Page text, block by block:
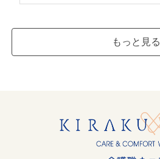
もっと見る